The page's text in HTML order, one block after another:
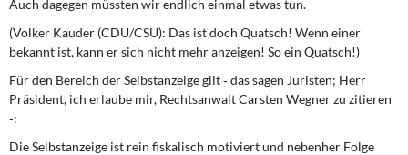
Auch dagegen müssten wir endlich einmal etwas tun.
(Volker Kauder (CDU/CSU): Das ist doch Quatsch! Wenn einer
bekannt ist, kann er sich nicht mehr anzeigen! So ein Quatsch!)
Für den Bereich der Selbstanzeige gilt ‑ das sagen Juristen; Herr
Präsident, ich erlaube mir, Rechtsanwalt Carsten Wegner zu zitieren
‑:
Die Selbstanzeige ist rein fiskalisch motiviert und nebenher Folge